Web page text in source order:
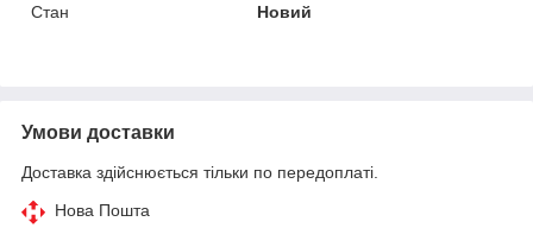
Стан
Новий
Умови доставки
Доставка здійснюється тільки по передоплаті.
Нова Пошта